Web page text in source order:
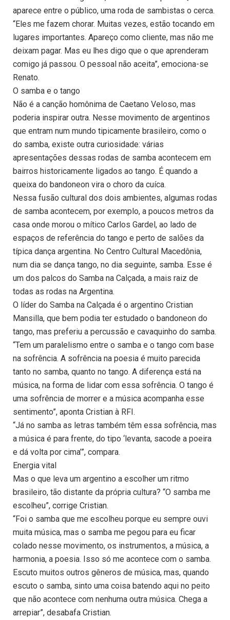
aparece entre o público, uma roda de sambistas o cerca.
“Eles me fazem chorar. Muitas vezes, estão tocando em
lugares importantes. Apareço como cliente, mas não me
deixam pagar. Mas eu lhes digo que o que aprenderam
comigo já passou. O pessoal não aceita”, emociona-se
Renato.
O samba e o tango
Não é a canção homônima de Caetano Veloso, mas
poderia inspirar outra. Nesse movimento de argentinos
que entram num mundo tipicamente brasileiro, como o
do samba, existe outra curiosidade: várias
apresentações dessas rodas de samba acontecem em
bairros historicamente ligados ao tango. É quando a
queixa do bandoneon vira o choro da cuíca.
Nessa fusão cultural dos dois ambientes, algumas rodas
de samba acontecem, por exemplo, a poucos metros da
casa onde morou o mítico Carlos Gardel, ao lado de
espaços de referência do tango e perto de salões da
típica dança argentina. No Centro Cultural Macedônia,
num dia se dança tango, no dia seguinte, samba. Esse é
um dos palcos do Samba na Calçada, a mais raiz de
todas as rodas na Argentina.
O líder do Samba na Calçada é o argentino Cristian
Mansilla, que bem podia ter estudado o bandoneon do
tango, mas preferiu a percussão e cavaquinho do samba.
“Tem um paralelismo entre o samba e o tango com base
na sofrência. A sofrência na poesia é muito parecida
tanto no samba, quanto no tango. A diferença está na
música, na forma de lidar com essa sofrência. O tango é
uma sofrência de morrer e a música acompanha esse
sentimento”, aponta Cristian à RFI.
“Já no samba as letras também têm essa sofrência, mas
a música é para frente, do tipo ‘levanta, sacode a poeira
e dá volta por cima’”, compara.
Energia vital
Mas o que leva um argentino a escolher um ritmo
brasileiro, tão distante da própria cultura? “O samba me
escolheu”, corrige Cristian.
“Foi o samba que me escolheu porque eu sempre ouvi
muita música, mas o samba me pegou para eu ficar
colado nesse movimento, os instrumentos, a música, a
harmonia, a poesia. Isso só me acontece com o samba.
Escuto muitos outros gêneros de música, mas, quando
escuto o samba, sinto uma coisa batendo aqui no peito
que não acontece com nenhuma outra música. Chega a
arrepiar”, desabafa Cristian.